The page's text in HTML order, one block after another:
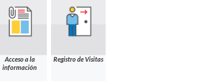
Acceso a la
información
Registro de Visitas